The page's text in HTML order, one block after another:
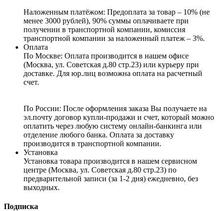
Наложенным платёжом: Предоплата за товар – 10% (не
менее 3000 рублей), 90% суммы оплачиваете при
получении в транспортной компании, комиссия
транспортной компании за наложенный платеж – 3%.
Оплата
По Москве: Оплата производится в нашем офисе
(Москва, ул. Советская д.80 стр.23) или курьеру при
доставке. Для юр.лиц возможна оплата на расчетный
счет.
По России: После оформления заказа Вы получаете на
эл.почту договор купли-продажи и счет, который можно
оплатить через любую систему онлайн-банкинга или
отделение любого банка. Оплата за доставку
производится в транспортной компании.
Установка
Установка товара производится в нашем сервисном
центре (Москва, ул. Советская д.80 стр.23) по
предварительной записи (за 1-2 дня) ежедневно, без
выходных.
Подписка